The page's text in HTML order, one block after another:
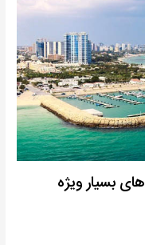
بسیار ویژه